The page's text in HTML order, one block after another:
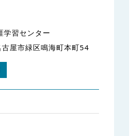
学習センター
屋市緑区鳴海町本町54